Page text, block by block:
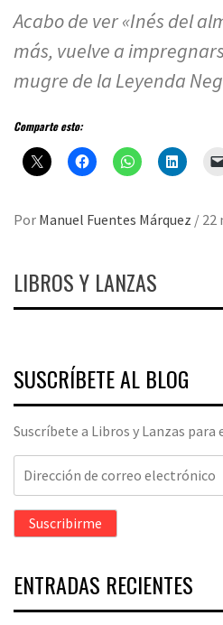
Acabo de ver «Inés del
más, vuelve a
mugre de la Leyenda
Comparte esto:
Por Manuel Fuentes Márquez / 22
LIBROS Y LANZAS
SUSCRÍBETE AL BLOG
Suscríbete a Libros y Lanzas
Dirección
correo
electrónico
Suscribirme
ENTRADAS RECIENTES